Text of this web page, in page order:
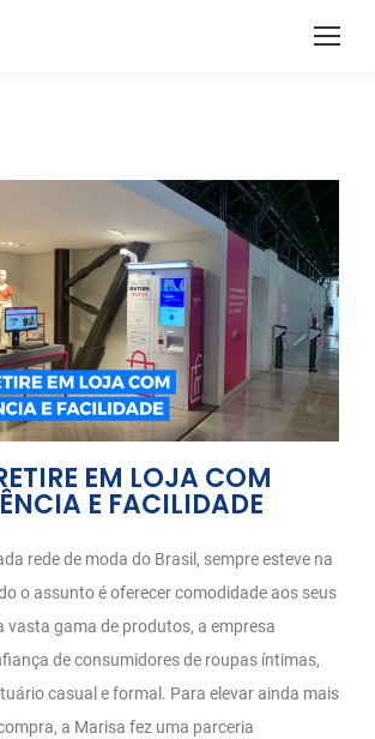
EM LOJA COM
E FACILIDADE
rede de moda do Brasil, sempre esteve na
o assunto é oferecer comodidade aos seus
vasta gama de produtos, a empresa
de consumidores de roupas íntimas,
casual e formal. Para elevar ainda mais
a Marisa fez uma parceria